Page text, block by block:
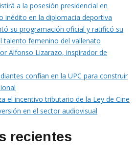
a la posesión presidencial en
inédito en la diplomacia deportiva
su programación oficial y ratificó su
talento femenino del vallenato
Alfonso Lizarazo, inspirador de
confían en la UPC para construir
el incentivo tributario de la Ley de Cine
en el sector audiovisual
recientes